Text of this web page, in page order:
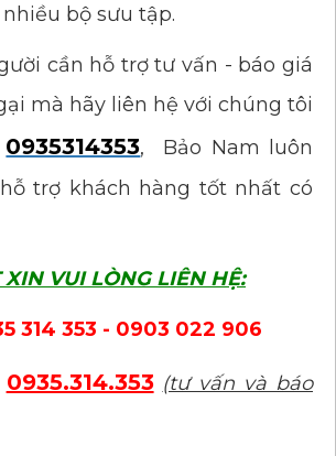
bộ sưu tập.
cần hỗ trợ tư vấn - báo giá
mà hãy liên hệ với chúng tôi
0935314353, Bảo Nam luôn
trợ khách hàng tốt nhất có
XIN VUI LÒNG LIÊN HỆ:
314 353 - 0903 022 906
0935.314.353 (tư vấn và báo